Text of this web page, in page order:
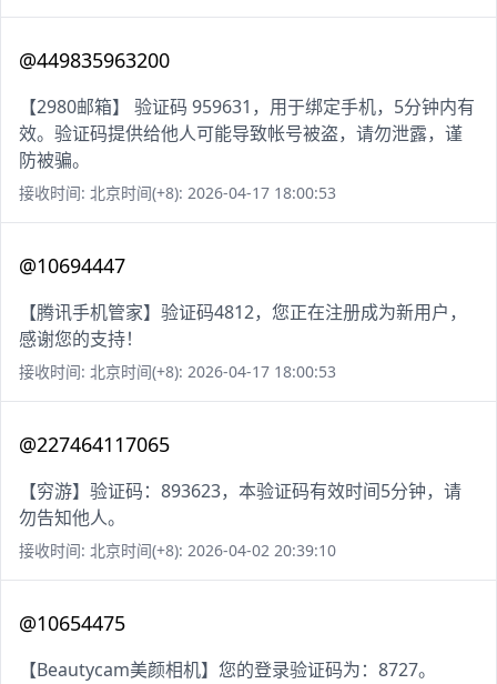
@449835963200
【2980邮箱】 验证码 959631，用于绑定手机，5分钟内有
效。验证码提供给他人可能导致帐号被盗，请勿泄露，谨
防被骗。
接收时间: 北京时间(+8): 2026-04-17 18:00:53
@10694447
【腾讯手机管家】验证码4812，您正在注册成为新用户，
感谢您的支持！
接收时间: 北京时间(+8): 2026-04-17 18:00:53
@227464117065
【穷游】验证码：893623，本验证码有效时间5分钟，请
勿告知他人。
接收时间: 北京时间(+8): 2026-04-02 20:39:10
@10654475
【Beautycam美颜相机】您的登录验证码为：8727。